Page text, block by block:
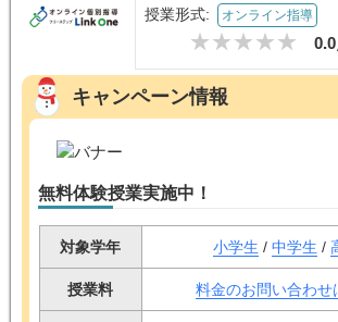
授業形式: オンライン指導
キャンペーン情報
無料体験授業実施中！
対象学年 小学生 / 中学生 /
授業料 料金のお問い合わせ